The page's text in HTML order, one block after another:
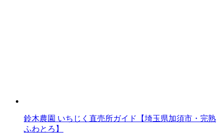
鈴木農園 いちじく直売所ガイド【埼玉県加須市・完熟
ふわとろ】